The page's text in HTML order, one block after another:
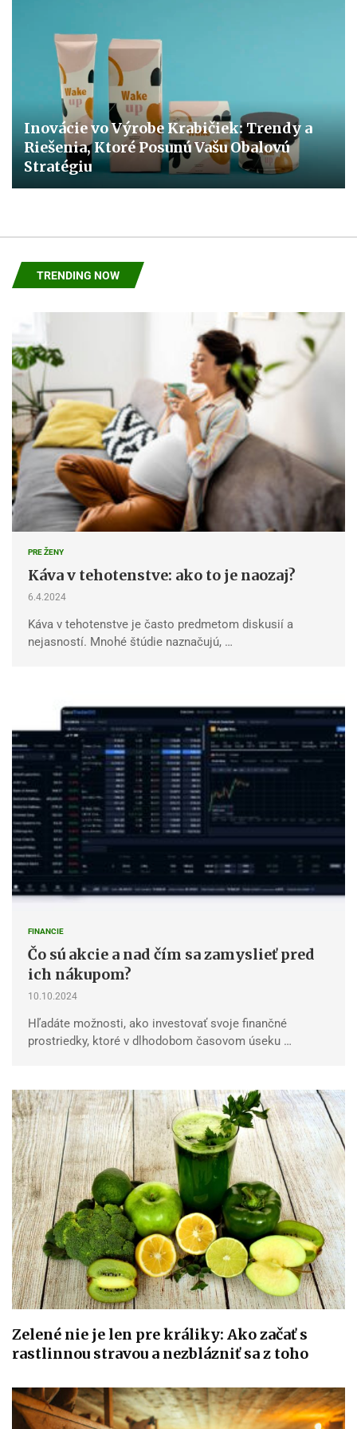
Inovácie vo Výrobe Krabičiek: Trendy a
Riešenia, Ktoré Posunú Vašu Obalovú
Stratégiu
TRENDING NOW
PRE ŽENY
Káva v tehotenstve: ako to je naozaj?
6.4.2024
Káva v tehotenstve je často predmetom diskusií a
nejasností. Mnohé štúdie naznačujú, …
FINANCIE
Čo sú akcie a nad čím sa zamyslieť pred
ich nákupom?
10.10.2024
Hľadáte možnosti, ako investovať svoje finančné
prostriedky, ktoré v dlhodobom časovom úseku …
Zelené nie je len pre králiky: Ako začať s
rastlinnou stravou a nezblázniť sa z toho